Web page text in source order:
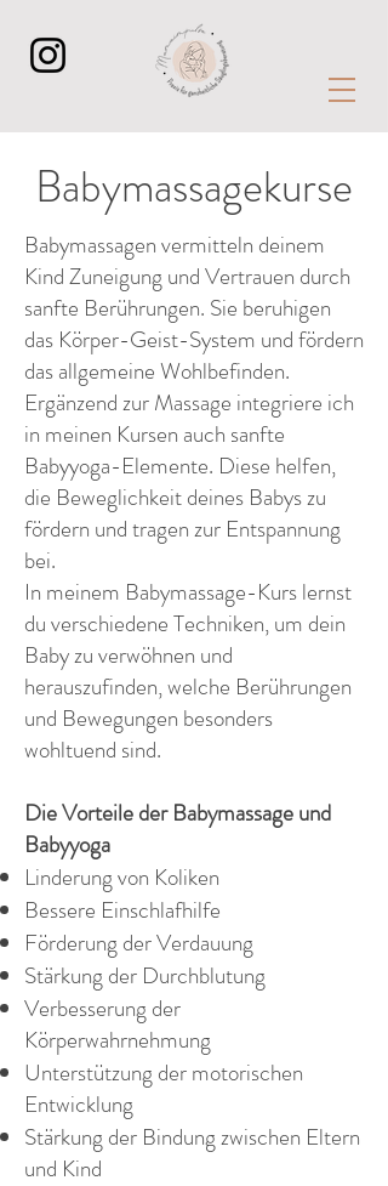
Babymassagekurse
Babymassagen vermitteln deinem
Kind Zuneigung und Vertrauen durch
sanfte Berührungen. Sie beruhigen
das Körper-Geist-System und fördern
das allgemeine Wohlbefinden.
Ergänzend zur Massage integriere ich
in meinen Kursen auch sanfte
Babyyoga-Elemente. Diese helfen,
die Beweglichkeit deines Babys zu
fördern und tragen zur Entspannung
bei.
In meinem Babymassage-Kurs lernst
du verschiedene Techniken, um dein
Baby zu verwöhnen und
herauszufinden, welche Berührungen
und Bewegungen besonders
wohltuend sind.
Die Vorteile der Babymassage und
Babyyoga
Linderung von Koliken
Bessere Einschlafhilfe
Förderung der Verdauung
Stärkung der Durchblutung
Verbesserung der
Körperwahrnehmung
Unterstützung der motorischen
Entwicklung
Stärkung der Bindung zwischen Eltern
und Kind